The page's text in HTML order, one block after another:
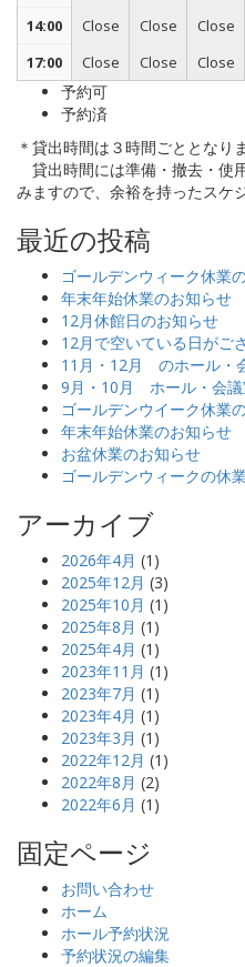
14:00
Close Close Close
17:00
Close Close Close
予約可
予約済
＊貸出時間は３時間ごととなりま
貸出時間には準備・撤去・使
みますので、余裕を持ったスケ
最近の投稿
ゴールデンウィーク休業
年末年始休業のお知らせ
12月休館日のお知らせ
12月で空いている日がご
11月・12月 のホール・
9月・10月 ホール・会
ゴールデンウイーク休業
年末年始休業のお知らせ
お盆休業のお知らせ
ゴールデンウィークの休
アーカイブ
2026年4月 (1)
2025年12月 (3)
2025年10月 (1)
2025年8月 (1)
2025年4月 (1)
2023年11月 (1)
2023年7月 (1)
2023年4月 (1)
2023年3月 (1)
2022年12月 (1)
2022年8月 (2)
2022年6月 (1)
固定ページ
お問い合わせ
ホーム
ホール予約状況
予約状況の編集